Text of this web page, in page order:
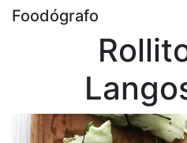
Foodógrafo